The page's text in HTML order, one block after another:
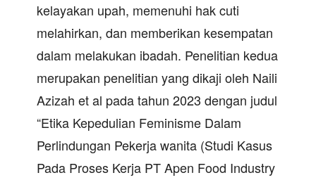
kelayakan upah, memenuhi hak cuti
melahirkan, dan memberikan kesempatan
dalam melakukan ibadah. Penelitian kedua
merupakan penelitian yang dikaji oleh Naili
Azizah et al pada tahun 2023 dengan judul
“Etika Kepedulian Feminisme Dalam
Perlindungan Pekerja wanita (Studi Kasus
Pada Proses Kerja PT Apen Food Industry